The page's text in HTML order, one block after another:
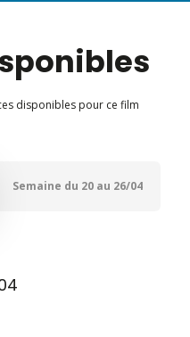
disponibles pour ce film
Semaine du 20 au 26/04